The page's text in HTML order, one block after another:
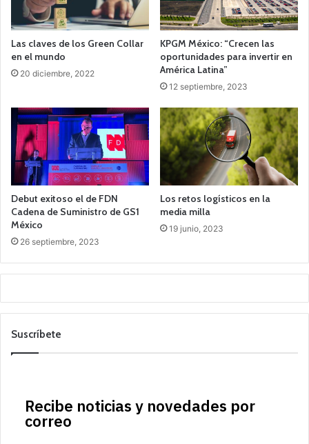
Las claves de los Green Collar
en el mundo
20 diciembre, 2022
KPGM México: “Crecen las
oportunidades para invertir en
América Latina”
12 septiembre, 2023
Debut exitoso el de FDN
Cadena de Suministro de GS1
México
26 septiembre, 2023
Los retos logísticos en la
media milla
19 junio, 2023
Suscríbete
Recibe noticias y novedades por
correo